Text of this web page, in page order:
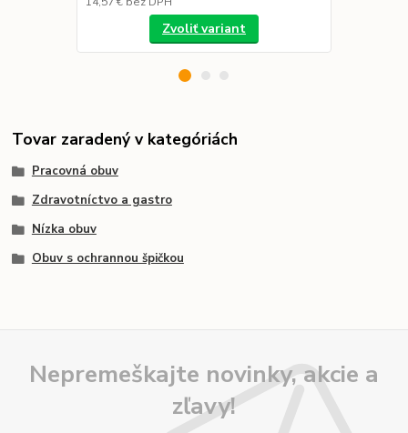
Zvoliť variant
Tovar zaradený v kategóriách
Pracovná obuv
Zdravotníctvo a gastro
Nízka obuv
Obuv s ochrannou špičkou
Nepremeškajte novinky, akcie a
zľavy!